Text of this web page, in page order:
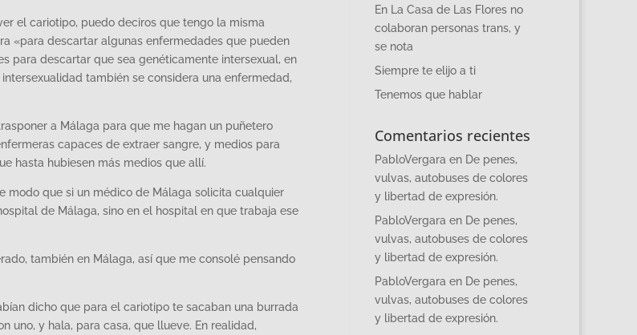
el cariotipo, puedo deciros que tengo la misma
«para descartar algunas enfermedades que pueden
para descartar que sea genéticamente intersexual, en
también se considera una enfermedad,
a Málaga para que me hagan un puñetero
capaces de extraer sangre, y medios para
hasta hubiesen más medios que allí.
modo que si un médico de Málaga solicita cualquier
de Málaga, sino en el hospital en que trabaja ese
también en Málaga, así que me consolé pensando
dicho que para el cariotipo te sacaban una burrada
uno, y hala, para casa, que llueve. En realidad,
En La Casa de Las Flores no
colaboran personas trans, y
se nota
Siempre te elijo a ti
Tenemos que hablar
Comentarios recientes
PabloVergara en De penes,
vulvas, autobuses de colores
y libertad de expresión.
PabloVergara en De penes,
vulvas, autobuses de colores
y libertad de expresión.
PabloVergara en De penes,
vulvas, autobuses de colores
y libertad de expresión.